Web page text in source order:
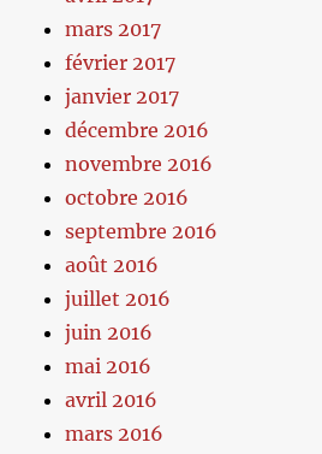
mars 2017
février 2017
janvier 2017
décembre 2016
novembre 2016
octobre 2016
septembre 2016
août 2016
juillet 2016
juin 2016
mai 2016
avril 2016
mars 2016